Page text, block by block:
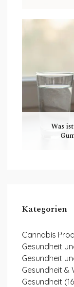
Was
Kategorien
Cannabis
Gesundheit
Gesundheit
Gesundheit &
Gesundheit